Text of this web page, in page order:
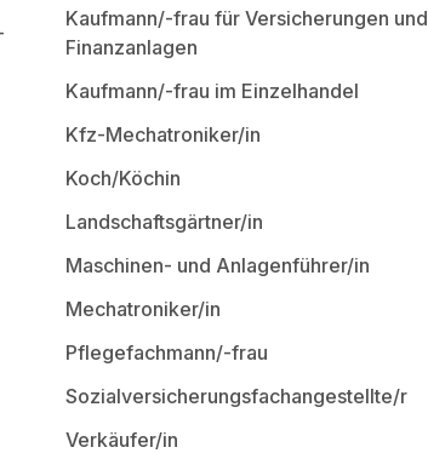
Kaufmann/-frau für Versicherungen und
Finanzanlagen
Kaufmann/-frau im Einzelhandel
Kfz-Mechatroniker/in
Koch/Köchin
Landschaftsgärtner/in
Maschinen- und Anlagenführer/in
Mechatroniker/in
Pflegefachmann/-frau
Sozialversicherungsfachangestellte/r
Verkäufer/in